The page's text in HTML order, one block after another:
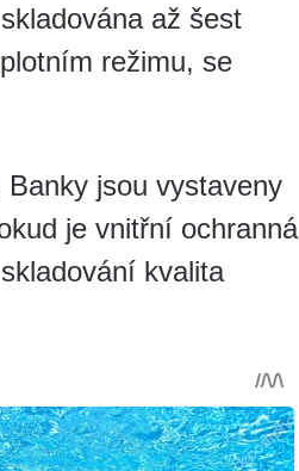
až šest
režimu, se
jsou vystaveny
je vnitřní ochranná
kvalita